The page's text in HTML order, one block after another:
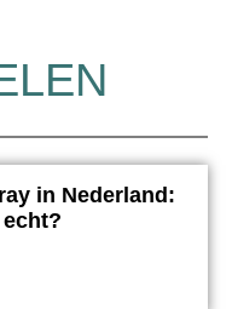
in Nederland: